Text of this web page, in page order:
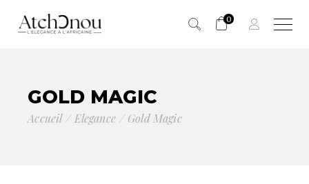
0
GOLD MAGIC
Accueil Elegance Gold Magic